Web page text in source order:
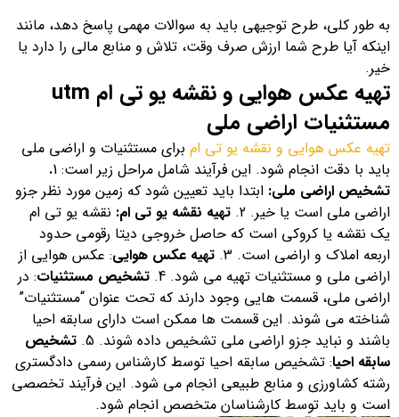
به طور کلی، طرح توجیهی باید به سوالات مهمی پاسخ دهد، مانند
اینکه آیا طرح شما ارزش صرف وقت، تلاش و منابع مالی را دارد یا
خیر.
تهیه عکس هوایی و نقشه یو تی ام utm
مستثنیات اراضی ملی
تهیه عکس هوایی و نقشه یو تی ام برای مستثنیات و اراضی ملی
باید با دقت انجام شود. این فرآیند شامل مراحل زیر است: 1 .
تشخیص اراضی ملی: ابتدا باید تعیین شود که زمین مورد نظر جزو
اراضی ملی است یا خیر. 2.
تهیه نقشه یو تی ام: نقشه یو تی ام
یک نقشه یا کروکی است که حاصل خروجی دیتا رقومی حدود
اربعه املاک و اراضی است. 3.
تهیه عکس هوایی: عکس هوایی از
اراضی ملی و مستثنیات تهیه می شود. 4.
تشخیص مستثنیات: در
اراضی ملی، قسمت هایی وجود دارند که تحت عنوان “مستثنیات”
شناخته می شوند. این قسمت ها ممکن است دارای سابقه احیا
باشند و نباید جزو اراضی ملی تشخیص داده شوند. 5.
تشخیص
سابقه احیا: تشخیص سابقه احیا توسط کارشناس رسمی دادگستری
رشته کشاورزی و منابع طبیعی انجام می شود. این فرآیند تخصصی
است و باید توسط کارشناسان متخصص انجام شود.